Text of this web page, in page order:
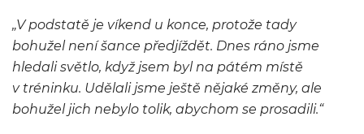
„V podstatě je víkend u konce, protože tady
bohužel není šance předjíždět. Dnes ráno jsme
hledali světlo, když jsem byl na pátém místě
v tréninku. Udělali jsme ještě nějaké změny, ale
bohužel jich nebylo tolik, abychom se prosadili.“